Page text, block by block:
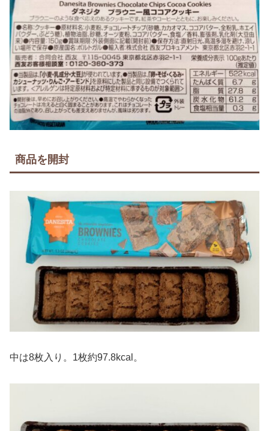
商品を開封
中は8枚入り。1枚約97.8kcal。